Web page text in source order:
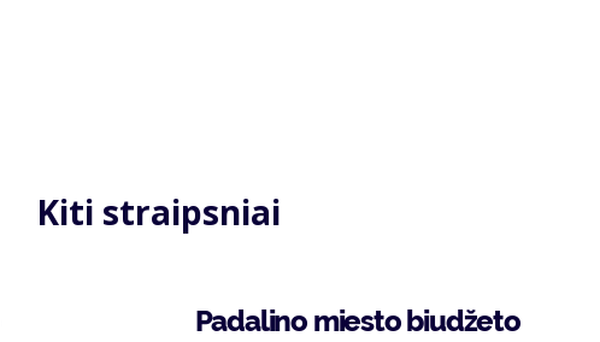
Kiti straipsniai
Padalino miesto biudžeto